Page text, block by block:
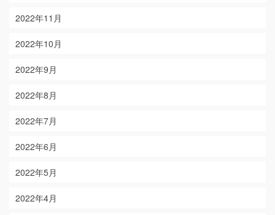
2022年11月
2022年10月
2022年9月
2022年8月
2022年7月
2022年6月
2022年5月
2022年4月